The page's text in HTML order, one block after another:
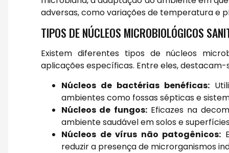
adversas, como variações de temperatura e
TIPOS DE NÚCLEOS MICROBIOLÓGICOS
Existem diferentes tipos de núcleos
aplicações específicas. Entre eles, destacam-
Núcleos de bactérias benéficas:
ambientes como fossas sépticas e
Núcleos de fungos:Eficazes na
ambiente saudável em solos e
Núcleos de vírus não patogênicos:
reduzir a presença de microrganismos